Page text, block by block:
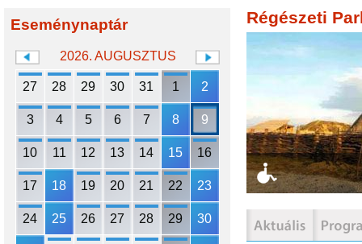
Eseménynaptár
2026. AUGUSZTUS
27 28 29 30 31 1 2
3 4 5 6 7 8 9
10 11 12 13 14 15 16
17 18 19 20 21 22 23
24 25 26 27 28 29 30
Régészeti